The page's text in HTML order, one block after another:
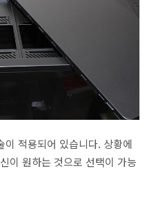
적용되어 있습니다. 상황에
이 원하는 것으로 선택이 가능